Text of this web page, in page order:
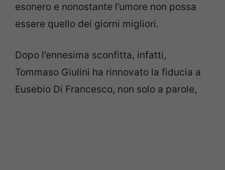
esonero e nonostante l’umore non possa
essere quello dei giorni migliori.
Dopo l’ennesima sconfitta, infatti,
Tommaso Giulini ha rinnovato la fiducia a
Eusebio Di Francesco, non solo a parole,